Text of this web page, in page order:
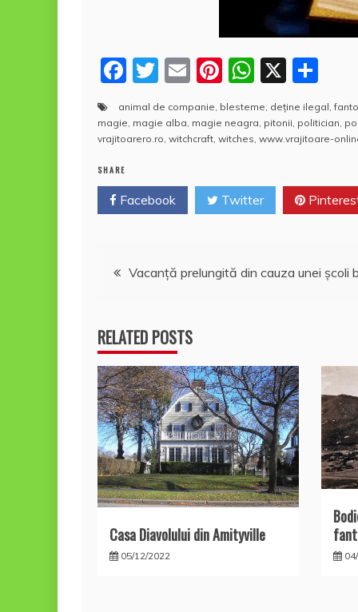
F
a
c
e
o
o
T
itt
er
E
m
ai
l
Pi
nt
er
e
W
at
s
p
p
X
a
rt
aj
a
z
animal de companie, blesteme, deţine ilegal,
magie, magie alba, magie neagra, pitonii, politician,
vrajitoarero.ro, witchcraft, witches, www.vrajitoare-
SHARE
Facebook Twitter
Navigare
articole
Vacanţă prelungită din cauza unei şcoli
RELATED POSTS
Casa Diavolului din Amityville
05/12/2022